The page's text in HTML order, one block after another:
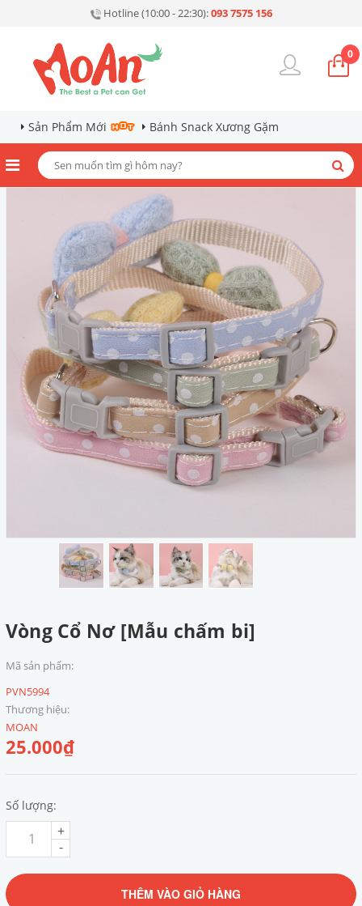
Hotline (10:00 - 22:30):093 7575 156
0
Sản Phẩm Mới Bánh Snack Xương Gặm
Vòng Cổ Nơ [Mẫu chấm bi]
Mã sản phẩm:
PVN5994
Thương hiệu:
MOAN
25.000₫
Số lượng:
-
+
THÊM VÀO GIỎ HÀNG